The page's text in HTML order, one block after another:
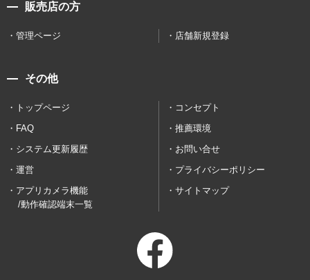
販売店の方
管理ページ 店舗新規登録
その他
トップページ
コンセプト
FAQ
推薦環境
システム更新履歴
お問い合せ
運営
プライバシーポリシー
アプリカメラ機能
/動作確認端末一覧
サイトマップ